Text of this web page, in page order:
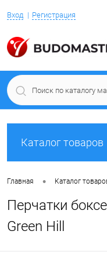
Вход Регистрация
Каталог товаров
Главная • Каталог
Перчатки
Green Hill